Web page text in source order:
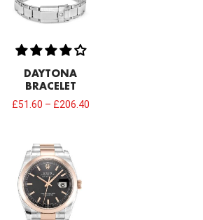
DAYTONA
BRACELET
£51.60 – £206.40